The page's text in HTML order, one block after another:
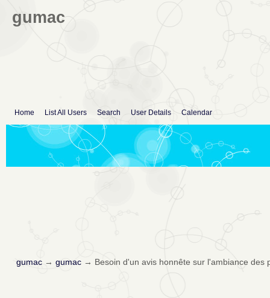
gumac
Home List All Users Search User Details Calendar
gumac→ gumac→ Besoin d'un avis honnête sur l'ambiance des